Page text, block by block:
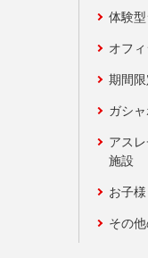
体験
オフ
期間
ガシ
アス
施設
お子
その